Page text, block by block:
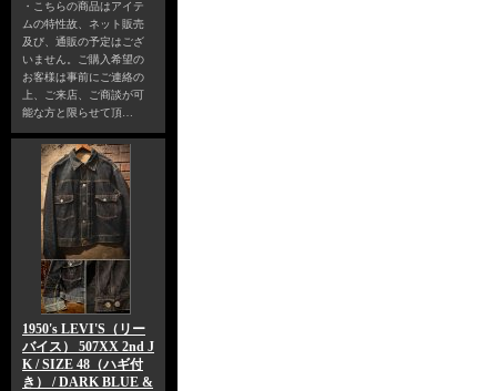
・こちらの商品はアイテ
ムの特性故、ネット販売
及び、通販の予定はござ
いません。ご購入希望の
お客様は事前にご連絡の
上、ご来店、ご商談が可
能な方と限らせて頂…
1950's LEVI'S（リー
バイス） 507XX 2nd J
K / SIZE 48（ハギ付
き） / DARK BLUE &